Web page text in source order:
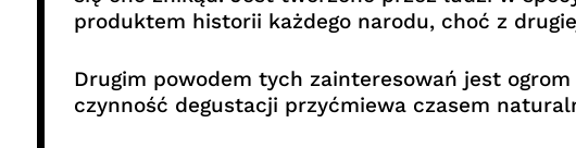
produktem historii każdego narodu, choć z
Drugim powodem tych zainteresowań jest
czynność degustacji przyćmiewa czasem